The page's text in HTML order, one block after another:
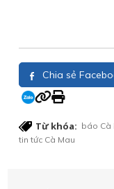
Chia sẻ
Từ khóa: báo Cà
tin tức Cà Mau